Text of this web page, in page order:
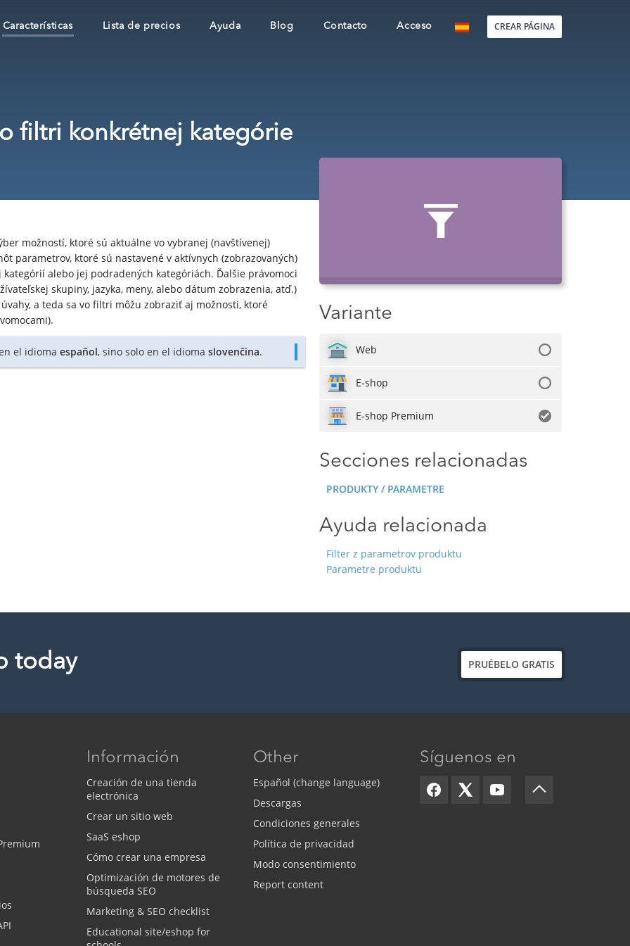
Características Lista de precios Ayuda Blog Contacto Acceso CREAR PÁGINA
filtri konkrétnej kategórie
možností, ktoré sú aktuálne vo vybranej (navštívenej)
parametrov, ktoré sú nastavené v aktívnych (zobrazovaných)
alebo jej podradených kategóriách. Ďalšie právomoci
skupiny, jazyka, meny, alebo dátum zobrazenia, atď.)
a teda sa vo filtri môžu zobraziť aj možnosti, ktoré
el idioma español, sino solo en el idioma slovenčina.
Variante
Web
E-shop
E-shop Premium
Secciones relacionadas
PRODUKTY / PARAMETRE
Ayuda relacionada
Filter z parametrov produktu
Parametre produktu
today PRUÉBELO GRATIS
Información
Creación de una tienda
electrónica
Crear un sitio web
SaaS eshop
Cómo crear una empresa
Optimización de motores de
búsqueda SEO
Marketing & SEO checklist
Educational site/eshop for
Other
Español (change language)
Descargas
Condiciones generales
Política de privacidad
Modo consentimiento
Report content
Síguenos en